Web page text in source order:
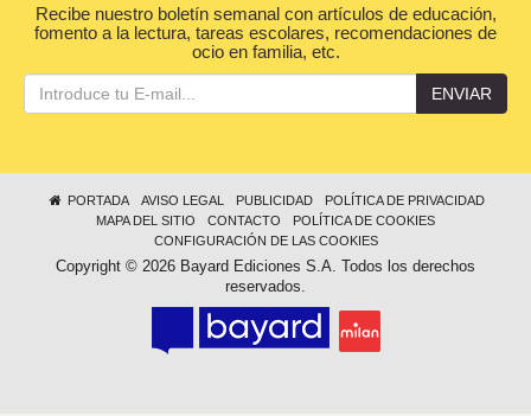
Recibe nuestro boletín semanal con artículos de educación,
fomento a la lectura, tareas escolares, recomendaciones de
ocio en familia, etc.
ENVIAR
PORTADA AVISO LEGAL PUBLICIDAD
POLÍTICA DE PRIVACIDAD
MAPA DEL SITIO
CONTACTO
POLÍTICA DE COOKIES
CONFIGURACIÓN DE LAS COOKIES
Copyright © 2026 Bayard Ediciones S.A. Todos los derechos
reservados.